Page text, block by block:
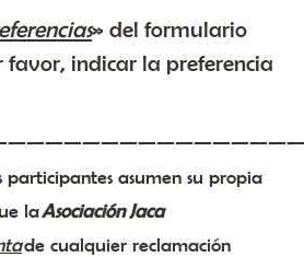
» del formulario
favor, indicar la preferencia
participantes asumen su propia
laAsociación Jaca
de cualquier reclamación